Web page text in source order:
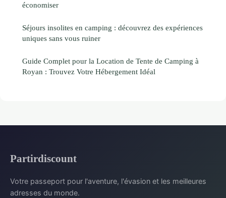
économiser
Séjours insolites en camping : découvrez des expériences
uniques sans vous ruiner
Guide Complet pour la Location de Tente de Camping à
Royan : Trouvez Votre Hébergement Idéal
Partirdiscount
Votre passeport pour l'aventure, l'évasion et les meilleures
adresses du monde.